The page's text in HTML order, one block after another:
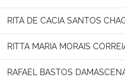
RITA DE CACIA SANTOS
RITTA MARIA MORAIS
RAFAEL BASTOS